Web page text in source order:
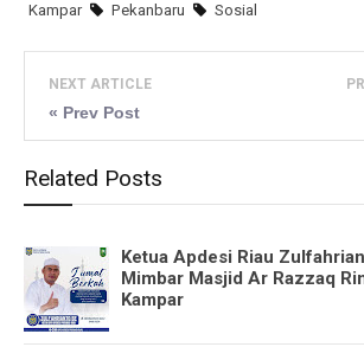
Kampar
Pekanbaru Sosial
NEXT ARTICLE
« Prev Post
Related Posts
Ketua Apdesi Riau
Mimbar Masjid Ar Razzaq
Kampar